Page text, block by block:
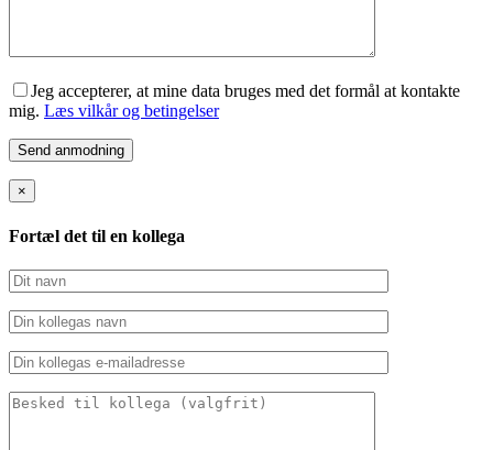
Jeg accepterer, at mine data bruges med det formål at kontakte
mig. Læs vilkår og betingelser
×
Fortæl det til en kollega